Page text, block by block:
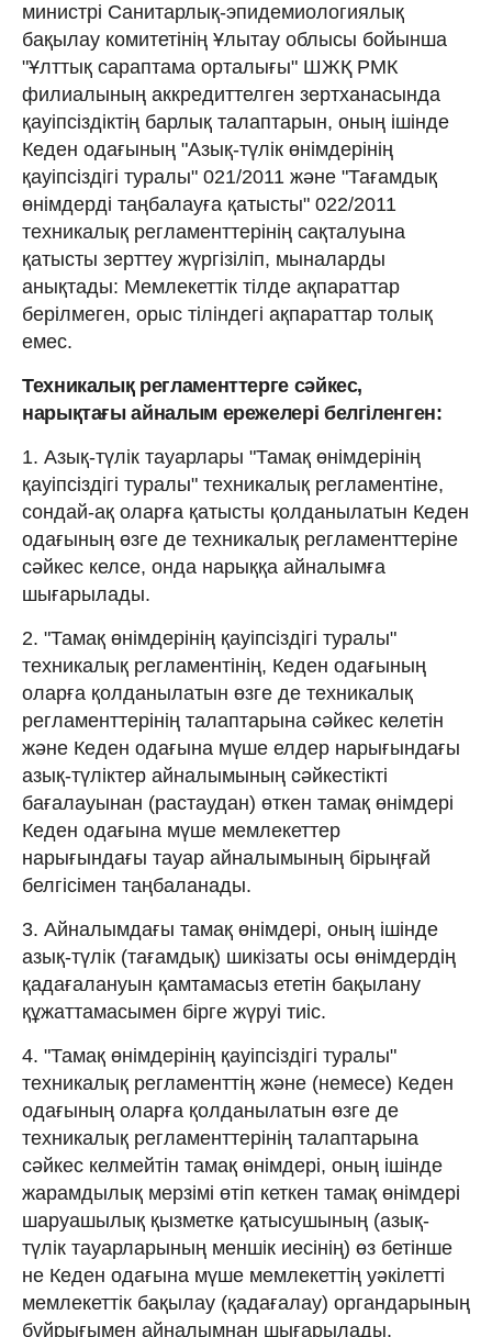
министрі Санитарлық-эпидемиологиялық
бақылау комитетінің Ұлытау облысы бойынша
"Ұлттық сараптама орталығы" ШЖҚ РМК
филиалының аккредиттелген зертханасында
қауіпсіздіктің барлық талаптарын, оның ішінде
Кеден одағының "Азық-түлік өнімдерінің
қауіпсіздігі туралы" 021/2011 және "Тағамдық
өнімдерді таңбалауға қатысты" 022/2011
техникалық регламенттерінің сақталуына
қатысты зерттеу жүргізіліп, мыналарды
анықтады: Мемлекеттік тілде ақпараттар
берілмеген, орыс тіліндегі ақпараттар толық
емес.
Техникалық регламенттерге сәйкес,
нарықтағы айналым ережелері белгіленген:
1. Азық-түлік тауарлары "Тамақ өнімдерінің
қауіпсіздігі туралы" техникалық регламентіне,
сондай-ақ оларға қатысты қолданылатын Кеден
одағының өзге де техникалық регламенттеріне
сәйкес келсе, онда нарыққа айналымға
шығарылады.
2. "Тамақ өнімдерінің қауіпсіздігі туралы"
техникалық регламентінің, Кеден одағының
оларға қолданылатын өзге де техникалық
регламенттерінің талаптарына сәйкес келетін
және Кеден одағына мүше елдер нарығындағы
азық-түліктер айналымының сәйкестікті
бағалауынан (растаудан) өткен тамақ өнімдері
Кеден одағына мүше мемлекеттер
нарығындағы тауар айналымының бірыңғай
белгісімен таңбаланады.
3. Айналымдағы тамақ өнімдері, оның ішінде
азық-түлік (тағамдық) шикізаты осы өнімдердің
қадағалануын қамтамасыз ететін бақылану
құжаттамасымен бірге жүруі тиіс.
4. "Тамақ өнімдерінің қауіпсіздігі туралы"
техникалық регламенттің және (немесе) Кеден
одағының оларға қолданылатын өзге де
техникалық регламенттерінің талаптарына
сәйкес келмейтін тамақ өнімдері, оның ішінде
жарамдылық мерзімі өтіп кеткен тамақ өнімдері
шаруашылық қызметке қатысушының (азық-
түлік тауарларының меншік иесінің) өз бетінше
не Кеден одағына мүше мемлекеттің уәкілетті
мемлекеттік бақылау (қадағалау) органдарының
бұйрығымен айналымнан шығарылады.